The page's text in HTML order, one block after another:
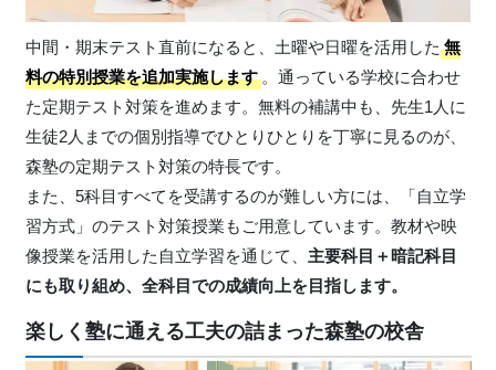
中間・期末テスト直前になると、土曜や日曜を活用した 無
料の特別授業を追加実施します。通っている学校に合わせ
た定期テスト対策を進めます。無料の補講中も、先生1人に
生徒2人までの個別指導でひとりひとりを丁寧に見るのが、
森塾の定期テスト対策の特長です。
また、5科目すべてを受講するのが難しい方には、「自立学
習方式」のテスト対策授業もご用意しています。教材や映
像授業を活用した自立学習を通じて、 主要科目＋暗記科目
にも取り組め、全科目での成績向上を目指します。
楽しく塾に通える工夫の詰まった森塾の校舎